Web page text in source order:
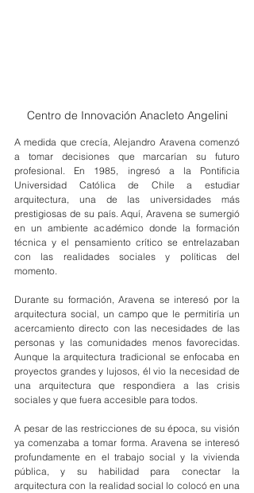
Centro de Innovación Anacleto Angelini
A medida que crecía, Alejandro Aravena comenzó
a tomar decisiones que marcarían su futuro
profesional. En 1985, ingresó a la Pontificia
Universidad Católica de Chile a estudiar
arquitectura, una de las universidades más
prestigiosas de su país. Aquí, Aravena se sumergió
en un ambiente académico donde la formación
técnica y el pensamiento crítico se entrelazaban
con las realidades sociales y políticas del
momento.
Durante su formación, Aravena se interesó por la
arquitectura social, un campo que le permitiría un
acercamiento directo con las necesidades de las
personas y las comunidades menos favorecidas.
Aunque la arquitectura tradicional se enfocaba en
proyectos grandes y lujosos, él vio la necesidad de
una arquitectura que respondiera a las crisis
sociales y que fuera accesible para todos.
A pesar de las restricciones de su época, su visión
ya comenzaba a tomar forma. Aravena se interesó
profundamente en el trabajo social y la vivienda
pública, y su habilidad para conectar la
arquitectura con la realidad social lo colocó en una